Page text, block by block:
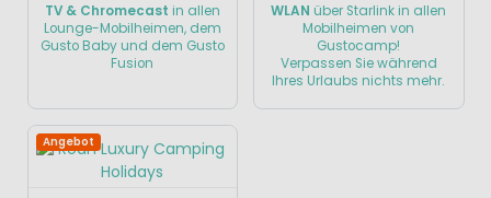
TV & Chromecast in allen
Lounge-Mobilheimen, dem
Gusto Baby und dem Gusto
Fusion
WLAN über Starlink in allen
Mobilheimen von
Gustocamp!
Verpassen Sie während
Ihres Urlaubs nichts mehr.
Angebot